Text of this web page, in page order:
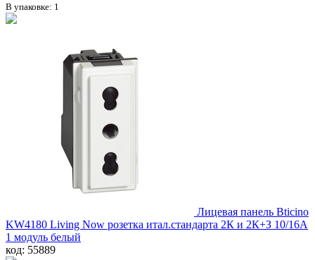
В упаковке: 1
Лицевая панель Bticino
KW4180 Living Now розетка итал.стандарта 2К и 2К+З 10/16А
1 модуль белый
код: 55889